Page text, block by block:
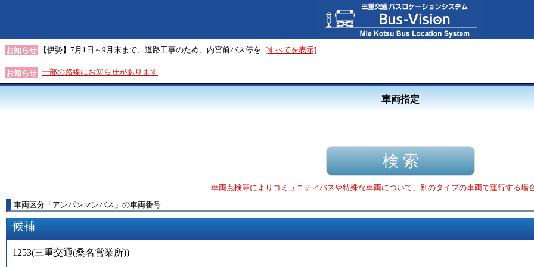
お知らせ 【伊勢】7月1日～9月末まで、道路工事のため、内宮前バス停を [すべてを表示]
お知らせ 一部の路線にお知らせがあります
車両指定
車両点検等によりコミュニティバスや特殊な車両について、別のタイプの車両で運行する場
車両区分 「 アンパンマンバス 」 の車両番号
候補
1253(三重交通(桑名営業所))